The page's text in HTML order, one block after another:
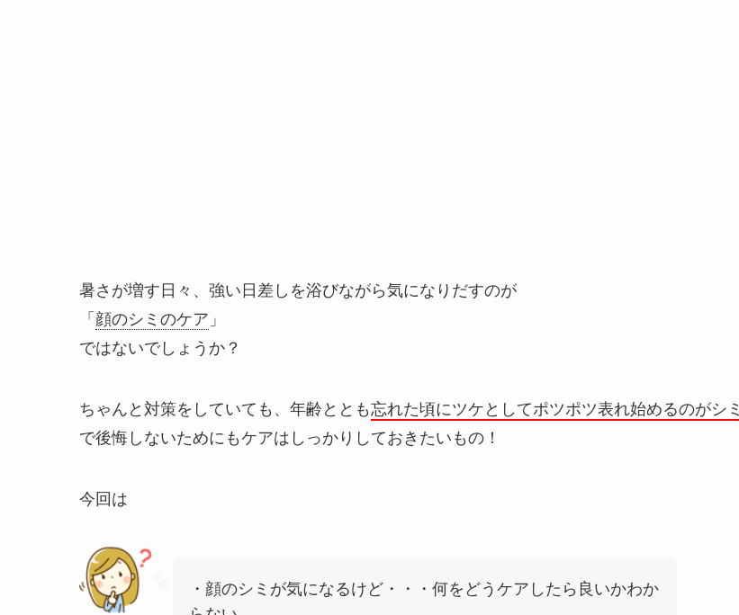
暑さが増す日々、強い日差しを浴びながら気になりだすのが
「顔のシミのケア 」
ではないでしょうか？
ちゃんと対策をしていても、年齢ととも忘れた頃にツケとしてポツポツ表れ始めるのがシミ
で後悔しないためにもケアはしっかりしておきたいもの！
今回は
・顔のシミが気になるけど・・・何をどうケアしたら良いかわか